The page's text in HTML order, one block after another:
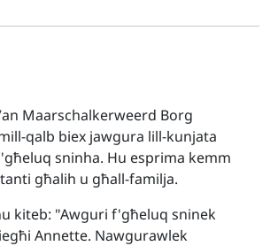
Maarschalkerweerd Borg
qalb biex jawgura lill-kunjata
sninha. Hu esprima kemm
għalih u għall-familja.
kiteb: "Awguri f'għeluq sninek
Annette. Nawgurawlek